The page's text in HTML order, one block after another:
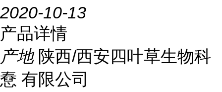
2020-10-13
产品详情
产地 陕西/西安四叶草生物科
憃 有限公司